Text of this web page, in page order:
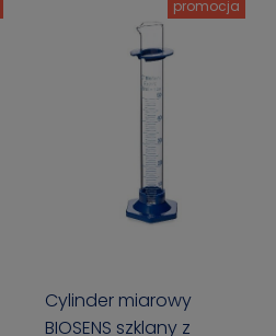
Cylinder miarowy
BIOSENS szklany z
promocja